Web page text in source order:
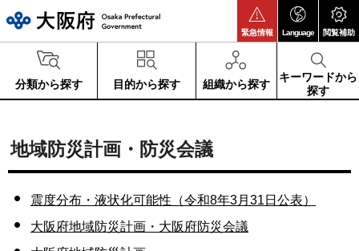
緊急情報 Language 閲覧補助
分類から探す 目的から探す 組織から探す
キーワードから
探す
地域防災計画・防災会議
震度分布・液状化可能性（令和8年3月31日公表）
大阪府地域防災計画・大阪府防災会議